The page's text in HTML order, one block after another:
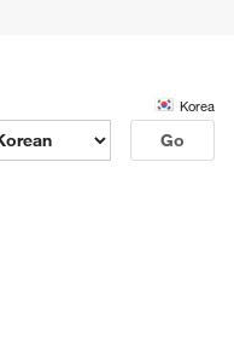
Korea
Go